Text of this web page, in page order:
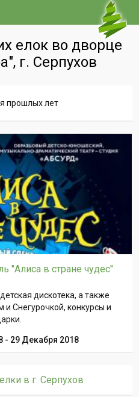
елок во дворце
г. Серпухов
прошлых лет
"Алиса в стране чудес"
дискотека, а также
Снегурочкой, конкурсы и
- 29 Декабря 2018
в г. Серпухов